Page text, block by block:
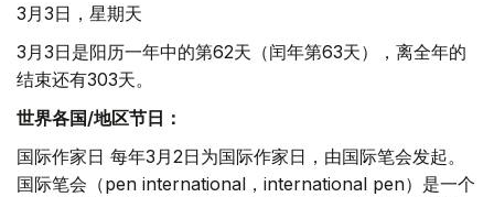
3月3日，星期天
3月3日是阳历一年中的第62天（闰年第63天），离全年的
结束还有303天。
世界各国/地区节日：
国际作家日 每年3月2日为国际作家日，由国际笔会发起。
国际笔会（pen international，international pen）是一个